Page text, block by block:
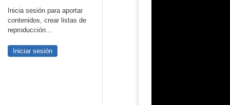
Inicia sesión para aportar
contenidos, crear listas de
reproducción...
Iniciar sesión